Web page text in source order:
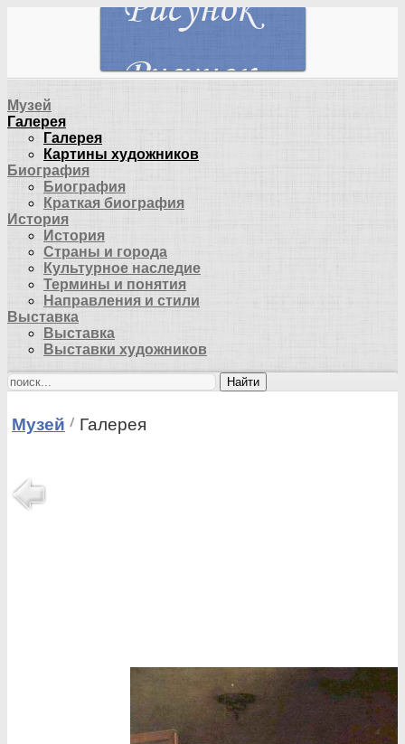
Музей
Галерея
Галерея
Картины художников
Биография
Биография
Краткая биография
История
История
Страны и города
Культурное наследие
Термины и понятия
Направления и стили
Выставка
Выставка
Выставки художников
Найти
Музей Галерея